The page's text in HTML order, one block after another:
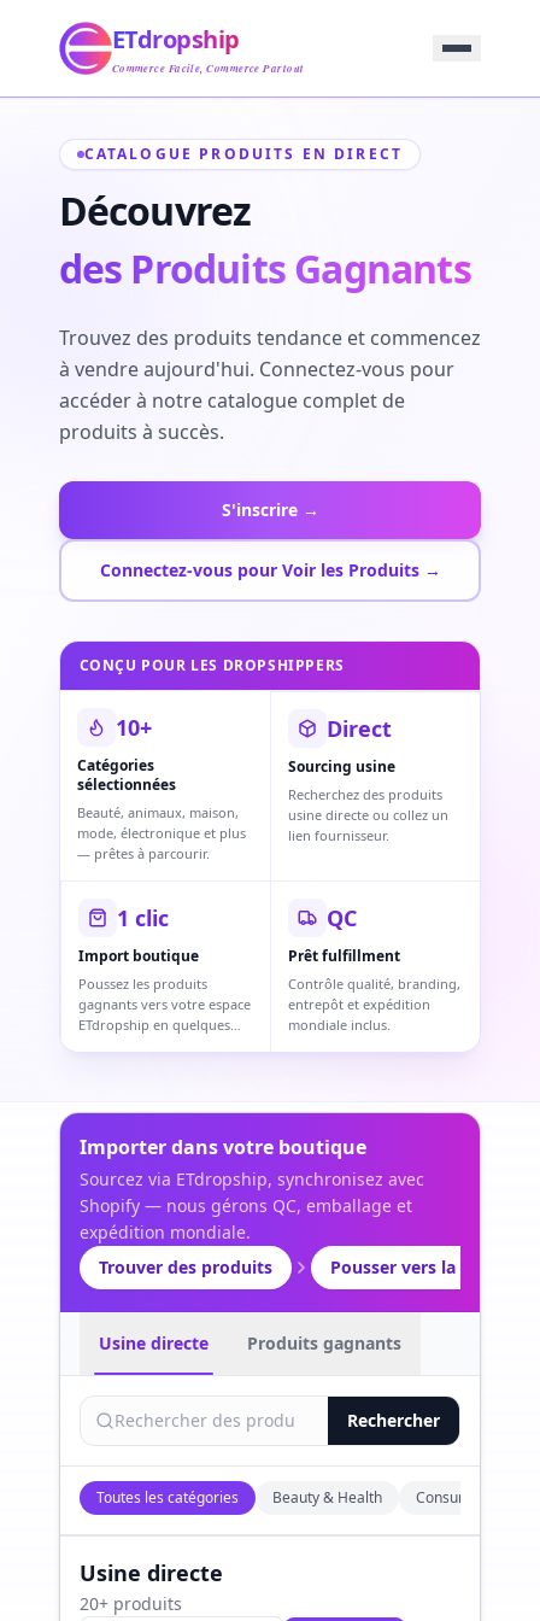
Approvisionnement
Service
Produit
Support
ETdropship
Commerce Facile, Commerce Partout
CATALOGUE PRODUITS EN DIRECT
Découvrez
des Produits Gagnants
Trouvez des produits tendance et commencez
à vendre aujourd'hui. Connectez-vous pour
accéder à notre catalogue complet de
produits à succès.
S'inscrire →
Connectez-vous pour Voir les Produits →
CONÇU POUR LES DROPSHIPPERS
10+
Catégories
sélectionnées
Beauté, animaux, maison,
mode, électronique et plus
— prêtes à parcourir.
Direct
Sourcing usine
Recherchez des produits
usine directe ou collez un
lien fournisseur.
1 clic
Import boutique
Poussez les produits
gagnants vers votre espace
ETdropship en quelques
QC
Prêt fulfillment
Contrôle qualité, branding,
entrepôt et expédition
mondiale inclus.
Importer dans votre boutique
Sourcez via ETdropship, synchronisez avec
Shopify — nous gérons QC, emballage et
expédition mondiale.
Trouver des produits
Pousser vers la boutique
Usine directe Produits gagnants
Rechercher
Toutes les catégories Beauty & Health Consumer
Usine directe
20+ produits